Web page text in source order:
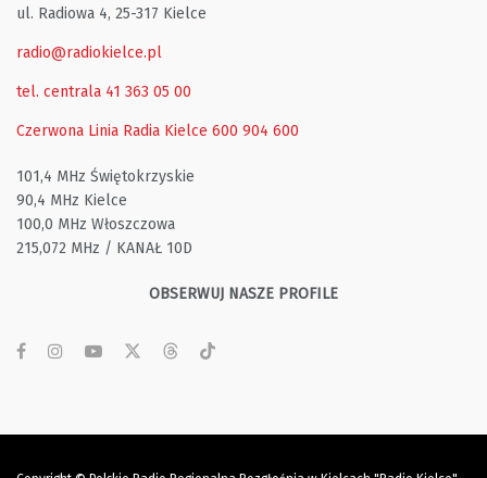
ul. Radiowa 4, 25-317 Kielce
radio@radiokielce.pl
tel. centrala 41 363 05 00
Czerwona Linia Radia Kielce 600 904 600
101,4 MHz Świętokrzyskie
90,4 MHz Kielce
100,0 MHz Włoszczowa
215,072 MHz / KANAŁ 10D
OBSERWUJ NASZE PROFILE